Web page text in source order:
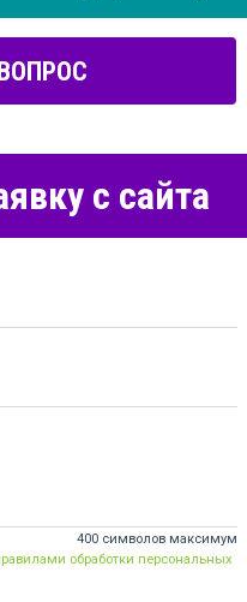
с сайта
400 символов максимум
обработки персональных